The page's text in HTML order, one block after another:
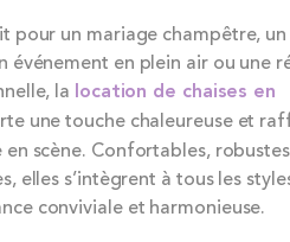
pour un mariage champêtre,
événement en plein air ou une
la location de chaises en
une touche chaleureuse et
scène. Confortables,
elles s’intègrent à tous les
conviviale et harmonieuse.